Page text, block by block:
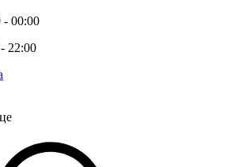
- 00:00
22:00